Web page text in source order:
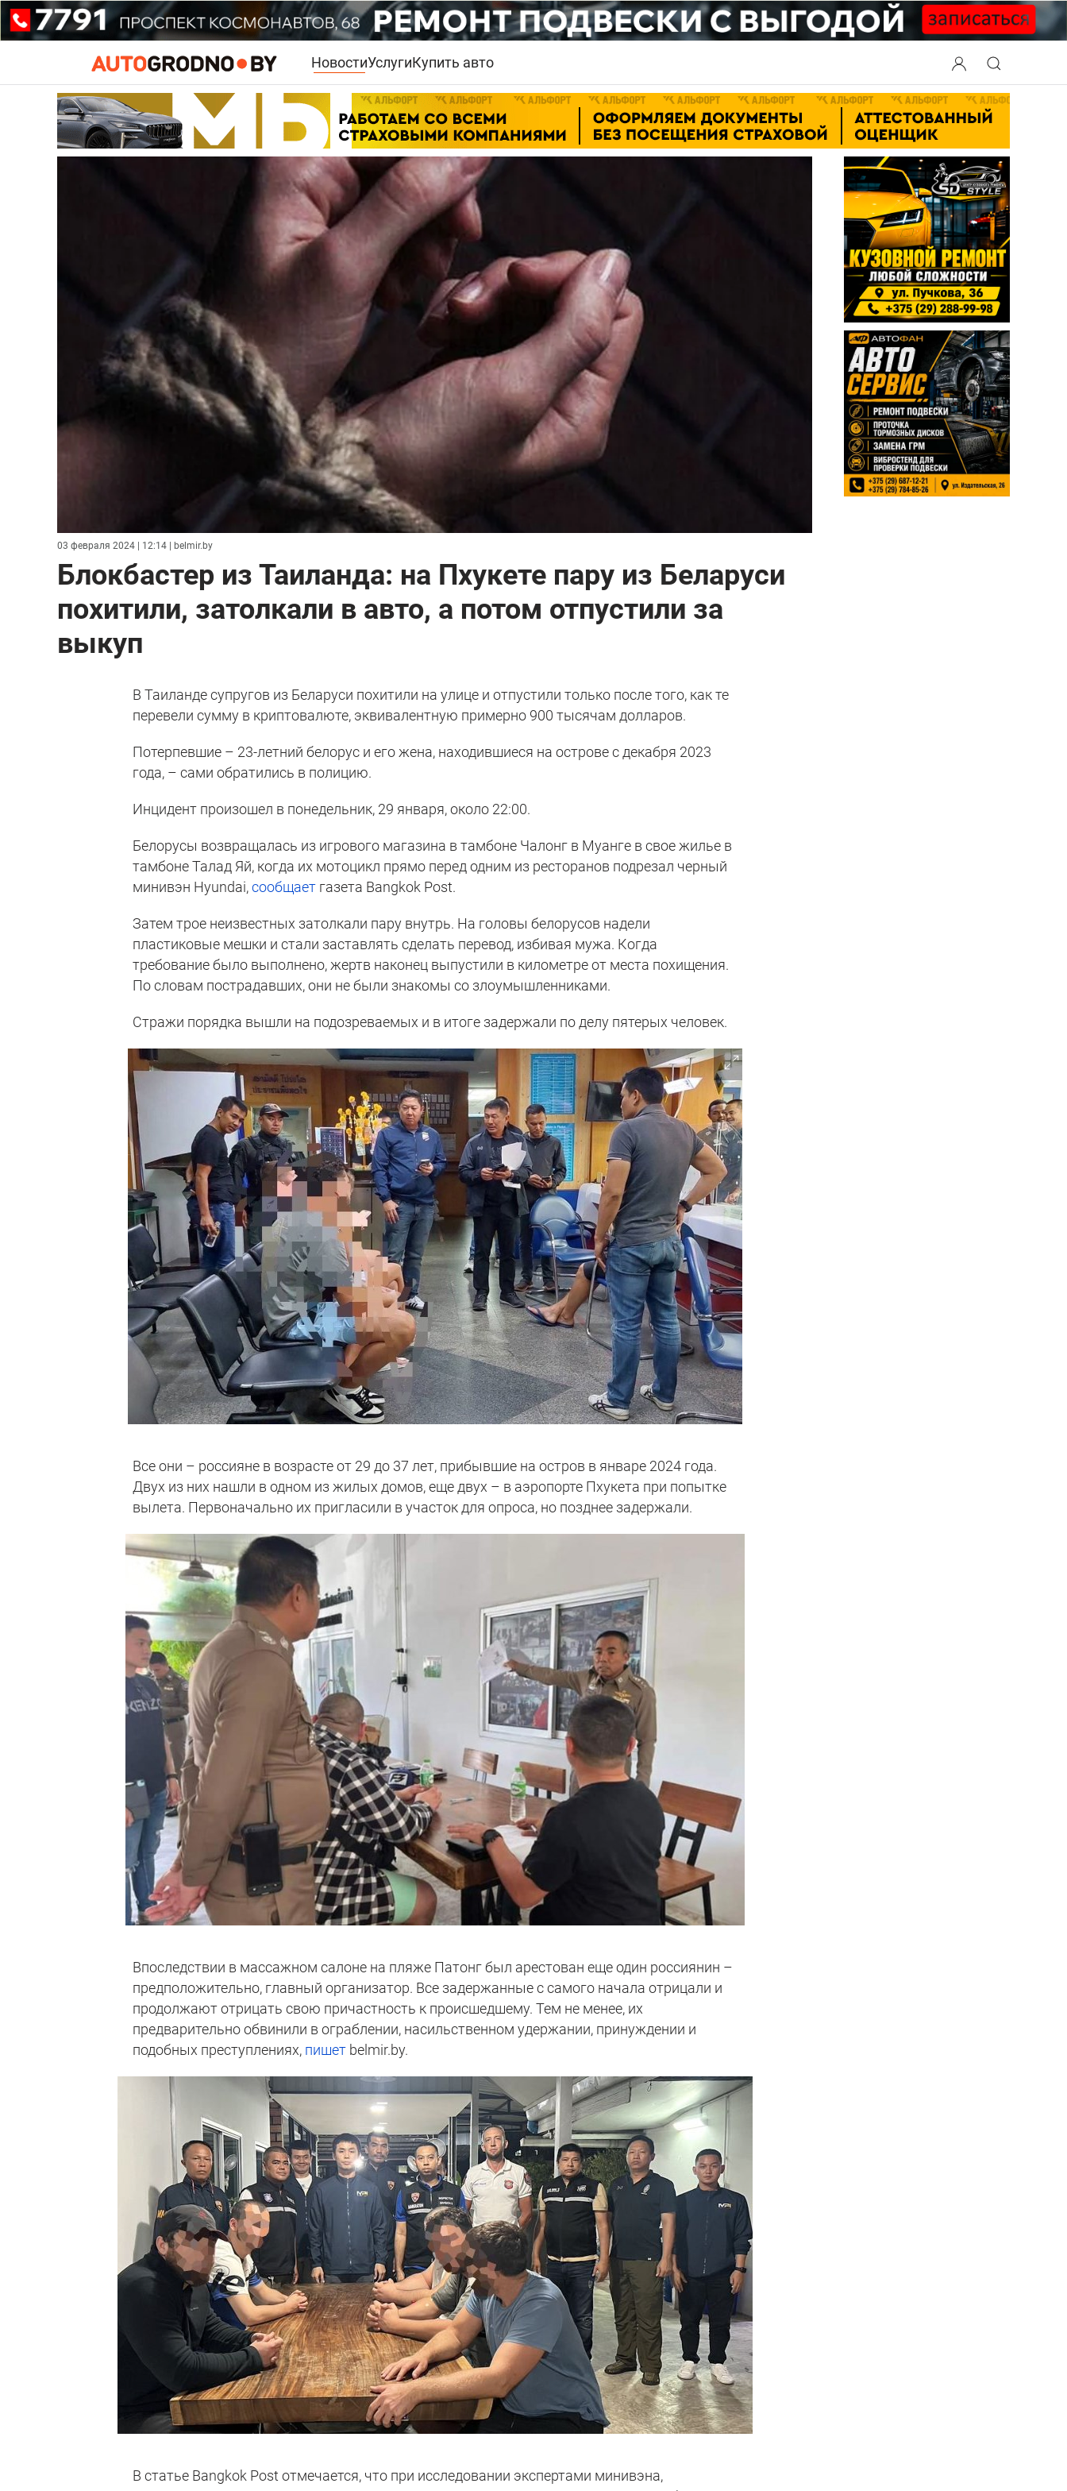
НовостиУслугиКупить авто
03 февраля 2024 | 12:14 | belmir.by
Блокбастер из Таиланда: на Пхукете пару из Беларуси
похитили, затолкали в авто, а потом отпустили за
выкуп
В Таиланде супругов из Беларуси похитили на улице и отпустили только после того, как те
перевели сумму в криптовалюте, эквивалентную примерно 900 тысячам долларов.
Потерпевшие – 23-летний белорус и его жена, находившиеся на острове с декабря 2023
года, – сами обратились в полицию.
Инцидент произошел в понедельник, 29 января, около 22:00.
Белорусы возвращалась из игрового магазина в тамбоне Чалонг в Муанге в свое жилье в
тамбоне Талад Яй, когда их мотоцикл прямо перед одним из ресторанов подрезал черный
минивэн Hyundai,сообщает газета Bangkok Post.
Затем трое неизвестных затолкали пару внутрь. На головы белорусов надели
пластиковые мешки и стали заставлять сделать перевод, избивая мужа. Когда
требование было выполнено, жертв наконец выпустили в километре от места похищения.
По словам пострадавших, они не были знакомы со злоумышленниками.
Стражи порядка вышли на подозреваемых и в итоге задержали по делу пятерых человек.
Все они – россияне в возрасте от 29 до 37 лет, прибывшие на остров в январе 2024 года.
Двух из них нашли в одном из жилых домов, еще двух – в аэропорте Пхукета при попытке
вылета. Первоначально их пригласили в участок для опроса, но позднее задержали.
Впоследствии в массажном салоне на пляже Патонг был арестован еще один россиянин –
предположительно, главный организатор. Все задержанные с самого начала отрицали и
продолжают отрицать свою причастность к происшедшему. Тем не менее, их
предварительно обвинили в ограблении, насильственном удержании, принуждении и
подобных преступлениях, пишет belmir.by.
В статье Bangkok Post отмечается, что при исследовании экспертами минивэна,